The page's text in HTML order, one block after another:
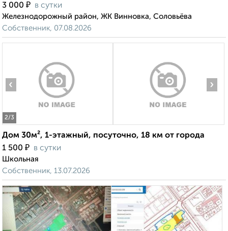
3 000 ₽ в сутки
Железнодорожный район, ЖК Винновка, Соловьёва
Собственник, 07.08.2026
2/3
‹ ›
Дом 30м², 1-этажный, посуточно, 18 км от города
1 500 ₽ в сутки
Школьная
Собственник, 13.07.2026